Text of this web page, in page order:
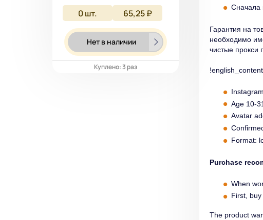
0шт. 65,25 ₽
Нет в наличии
Куплено: 3 раз
Сначала
Гарантия на
необходимо
чистые прокси
Age 10-
Avatar
Format:
Purchase
When
First,
The product